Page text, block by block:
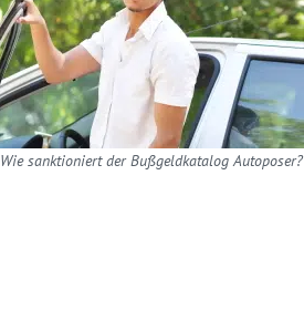
Wie sanktioniert der Bußgeldkatalog Autoposer?